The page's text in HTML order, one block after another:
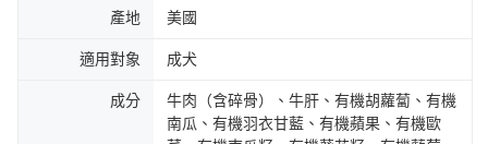
產地 美國
適用對象 成犬
成分
牛肉（含碎骨）、牛肝、有機胡蘿蔔、有機
南瓜、有機羽衣甘藍、有機蘋果、有機歐